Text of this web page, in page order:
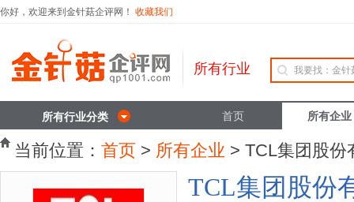
你好，欢迎来到金针菇企评网！ 收藏我们
所有行业
所有行业分类 首页 所有企业
当前位置： 首页 > 所有企业 > TCL集团股份
TCL集团股份